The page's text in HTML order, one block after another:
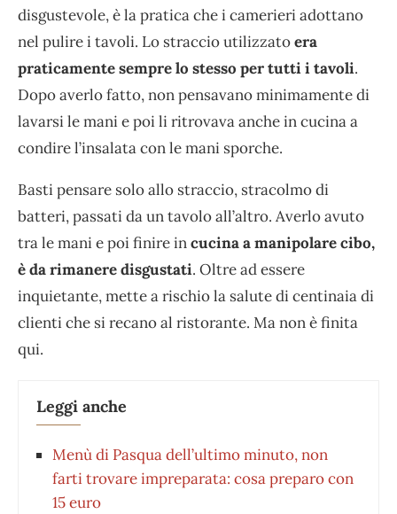
disgustevole, è la pratica che i camerieri adottano
nel pulire i tavoli. Lo straccio utilizzatoera
praticamente sempre lo stesso per tutti i tavoli.
Dopo averlo fatto, non pensavano minimamente di
lavarsi le mani e poi li ritrovava anche in cucina a
condire l’insalata con le mani sporche.
Basti pensare solo allo straccio, stracolmo di
batteri, passati da un tavolo all’altro. Averlo avuto
tra le mani e poi finire incucina a manipolare cibo,
è da rimanere disgustati. Oltre ad essere
inquietante, mette a rischio la salute di centinaia di
clienti che si recano al ristorante. Ma non è finita
qui.
Leggi anche
Menù di Pasqua dell’ultimo minuto, non
farti trovare impreparata: cosa preparo con
15 euro